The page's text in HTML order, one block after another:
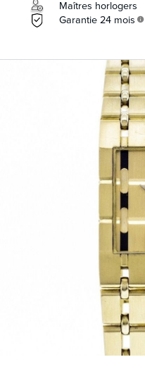
Maîtres horlogers
Garantie 24 mois info